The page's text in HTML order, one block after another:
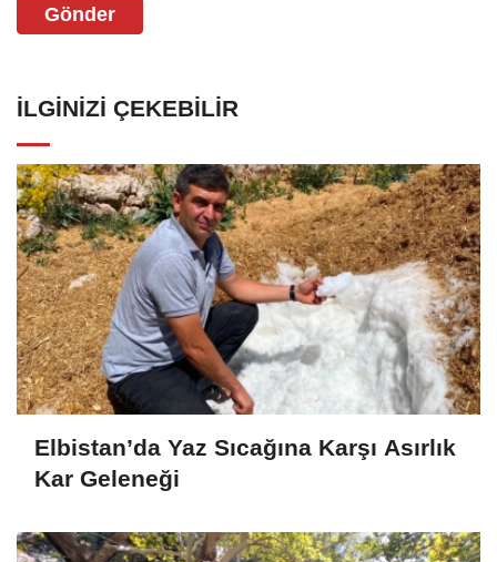
Gönder
İLGINIZI ÇEKEBILIR
Elbistan’da Yaz Sıcağına Karşı Asırlık
Kar Geleneği